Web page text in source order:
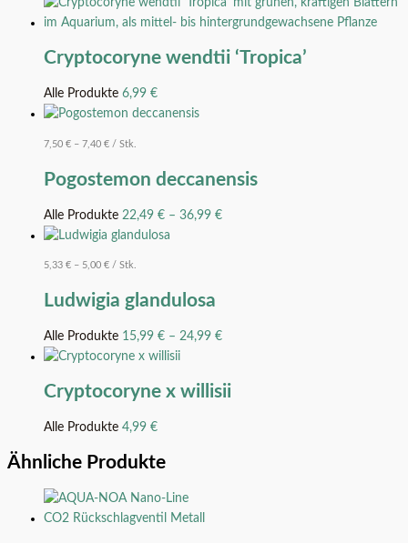
Cryptocoryne wendtii ‘Tropica’
Alle Produkte 6,99 €
7,50 € – 7,40 € / Stk.
Pogostemon deccanensis
Alle Produkte 22,49 € – 36,99 €
5,33 € – 5,00 € / Stk.
Ludwigia glandulosa
Alle Produkte 15,99 € – 24,99 €
Cryptocoryne x willisii
Alle Produkte 4,99 €
Ähnliche Produkte